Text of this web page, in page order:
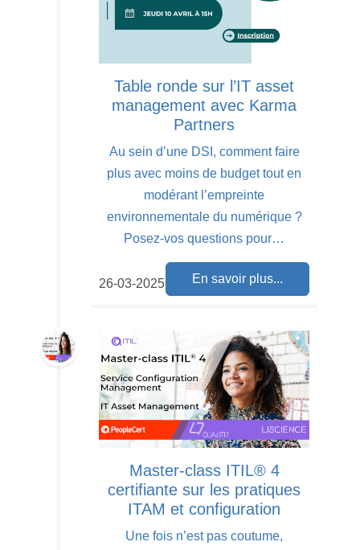
Table ronde sur l’IT asset
management avec Karma
Partners
Au sein d’une DSI, comment faire
plus avec moins de budget tout en
modérant l’empreinte
environnementale du numérique ?
Posez-vos questions pour…
En savoir plus...
26-03-2025
Master-class ITIL® 4
certifiante sur les pratiques
ITAM et configuration
Une fois n’est pas coutume,